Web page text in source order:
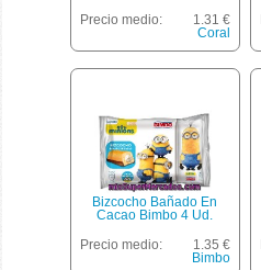
Precio medio:
1.31 €
Coral
Bizcocho Bañado En
Cacao Bimbo 4 Ud.
Precio medio:
1.35 €
Bimbo